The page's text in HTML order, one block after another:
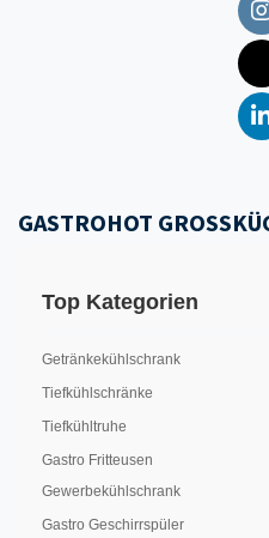
GASTROHOT
Top Kategorien
Getränkekühlschrank
Tiefkühlschränke
Tiefkühltruhe
Gastro Fritteusen
Gewerbekühlschrank
Gastro Geschirrspüler